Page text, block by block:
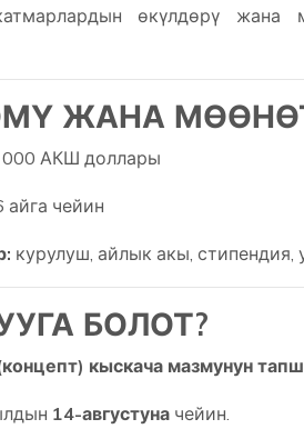
өкүлдөрү жана
ЖАНА
000 АКШ доллары
айга чейин
курулуш, айлык акы, стипендия,
БОЛОТ?
кыскача мазмунун
14-августуна чейин.